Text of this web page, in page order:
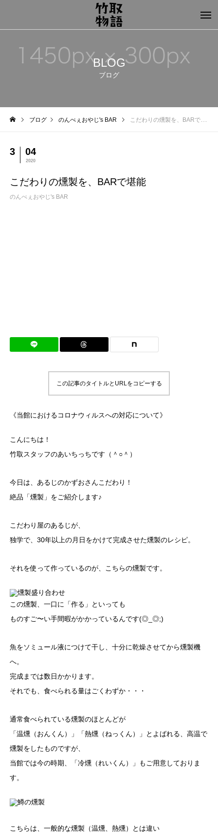
BLOG
ブログ
ブログ のんべぇおやじ's BAR こだわりの燻製を、BARで堪能
3 04
2020
こだわりの燻製を、BARで堪能
のんべぇおやじ's BAR
この記事のタイトルとURLをコピーする
《当館におけるコロナウィルスへの対応について》
こんにちは！
竹取スタッフのあいちっちです（＾○＾）
今日は、あるじのかずおさんこだわり！
絶品「燻製」をご紹介します♪
こだわり屋のあるじが、
独学で、30年以上の月日をかけて完成させた燻製のレシピ。
それを使って作っているのが、こちらの燻製です。
この燻製、一口に「作る」といっても
ものすご〜い手間暇がかかっているんです(◎_◎;)
魚をソミュール液につけて干し、十分に乾燥させてから燻製機
へ。
完成までは数日かかります。
それでも、食べられる量はごくわずか・・・
通常食べられている燻製のほとんどが
「温燻（おんくん）」「熱燻（ねっくん）」とよばれる、高温で
燻製をしたものですが、
当館では今の時期、「冷燻（れいくん）」もご用意しておりま
す。
こちらは、一般的な燻製（温燻、熱燻）とは違い